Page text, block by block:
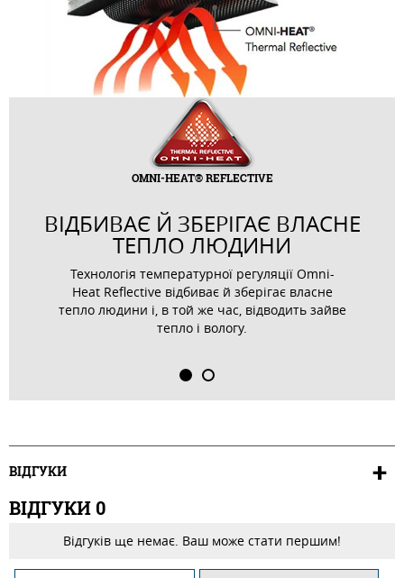
OMNI-HEAT® REFLECTIVE
ВІДБИВАЄ Й ЗБЕРІГАЄ ВЛАСНЕ
ТЕПЛО ЛЮДИНИ
Технологія температурної регуляції Omni-
Heat Reflective відбиває й зберігає власне
тепло людини і, в той же час, відводить зайве
тепло і вологу.
ВІДГУКИ
ВІДГУКИ 0
Відгуків ще немає. Ваш може стати першим!